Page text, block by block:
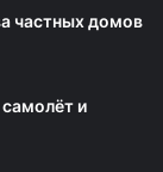
частных домов
и